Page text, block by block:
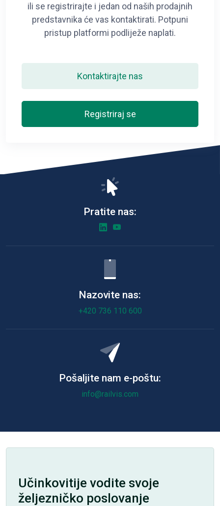
ili se registrirajte i jedan od naših prodajnih
predstavnika će vas kontaktirati. Potpuni
pristup platformi podliježe naplati.
Kontaktirajte nas
Registriraj se
Pratite nas:
Nazovite nas:
+420 736 110 600
Pošaljite nam e-poštu:
info@railvis.com
Učinkovitije vodite svoje
željezničko poslovanje